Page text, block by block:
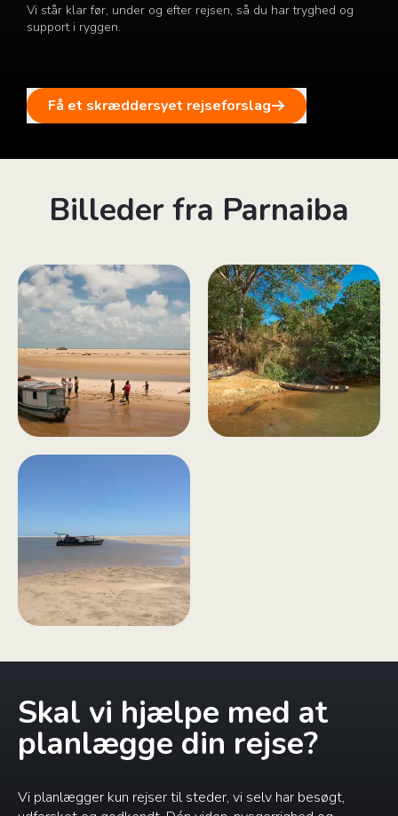
Vi står klar før, under og efter rejsen, så du har tryghed og
support i ryggen.
Få et skræddersyet rejseforslag
Billeder fra Parnaiba
Skal vi hjælpe med at
planlægge din rejse?
Vi planlægger kun rejser til steder, vi selv har besøgt,